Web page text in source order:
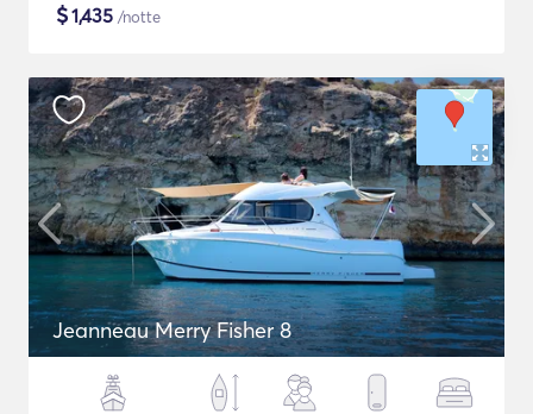
$1,435 /notte
Jeanneau Merry Fisher 8